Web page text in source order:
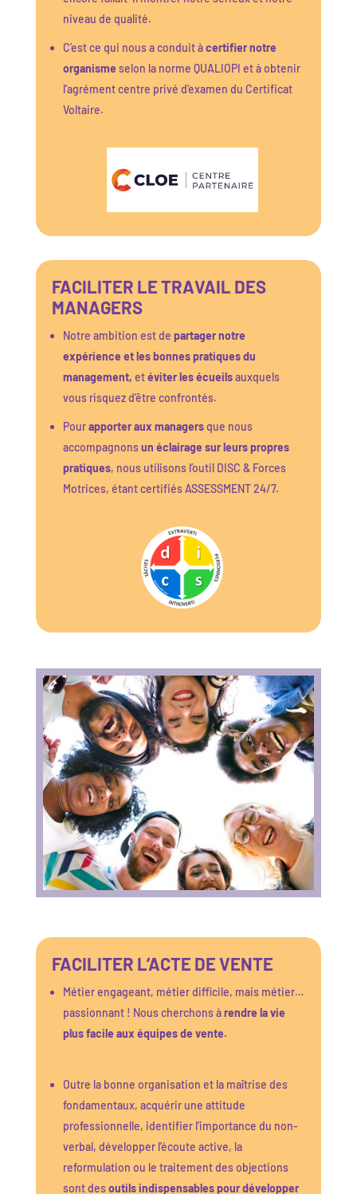
niveau de qualité.
C’est ce qui nous a conduit àcertifier notre
organisme selon la norme QUALIOPI et à obtenir
l’agrément centre privé d’examen du Certificat
Voltaire.
FACILITER LE TRAVAIL DES
MANAGERS
Notre ambition est de partager notre
expérience et les bonnes pratiques du
management, etéviter les écueilsauxquels
vous risquez d’être confrontés.
Pourapporter aux managersque nous
accompagnonsun éclairage sur leurs propres
pratiques, nous utilisons l’outil DISC & Forces
Motrices, étant certifiés ASSESSMENT 24/7.
FACILITER L’ACTE DE VENTE
Métier engageant, métier difficile, mais métier…
passionnant ! Nous cherchons àrendre la vie
plus facile aux équipes de vente.
Outre la bonne organisation et la maîtrise des
fondamentaux, acquérir une attitude
professionnelle, identifier l’importance du non-
verbal, développer l’écoute active, la
reformulation ou le traitement des objections
sont desoutils indispensables pour développer